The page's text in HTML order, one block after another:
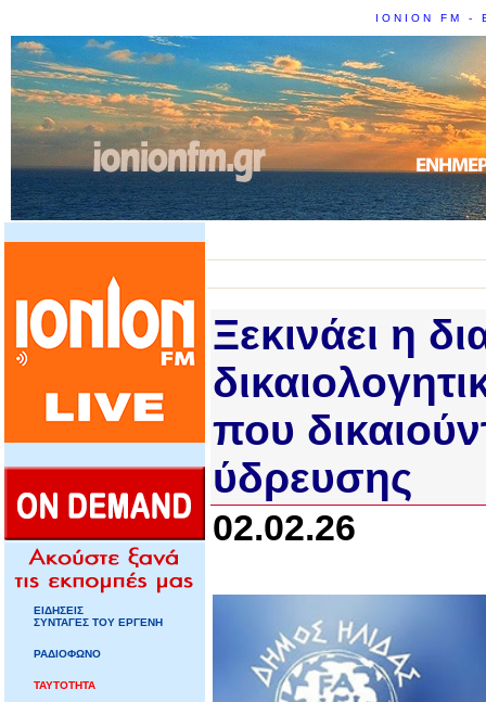
IONION FM -
ΕΙΔΗΣΕΙΣ
ΣΥΝΤΑΓΕΣ ΤΟΥ ΕΡΓΕΝΗ
ΡΑΔΙΟΦΩΝΟ
ΤΑΥΤΟΤΗΤΑ
Ξεκινάει η
που
ύδρευσης
02.02.26